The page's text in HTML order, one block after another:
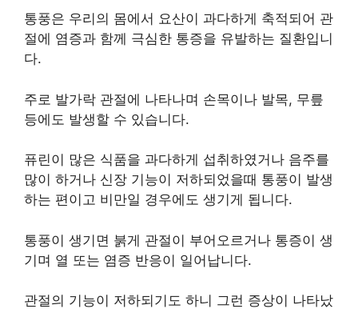
통풍은 우리의 몸에서 요산이 과다하게 축적되어 관
절에 염증과 함께 극심한 통증을 유발하는 질환입니
다.
주로 발가락 관절에 나타나며 손목이나 발목, 무릎
등에도 발생할 수 있습니다.
퓨린이 많은 식품을 과다하게 섭취하였거나 음주를
많이 하거나 신장 기능이 저하되었을때 통풍이 발생
하는 편이고 비만일 경우에도 생기게 됩니다.
통풍이 생기면 붉게 관절이 부어오르거나 통증이 생
기며 열 또는 염증 반응이 일어납니다.
관절의 기능이 저하되기도 하니 그런 증상이 나타났